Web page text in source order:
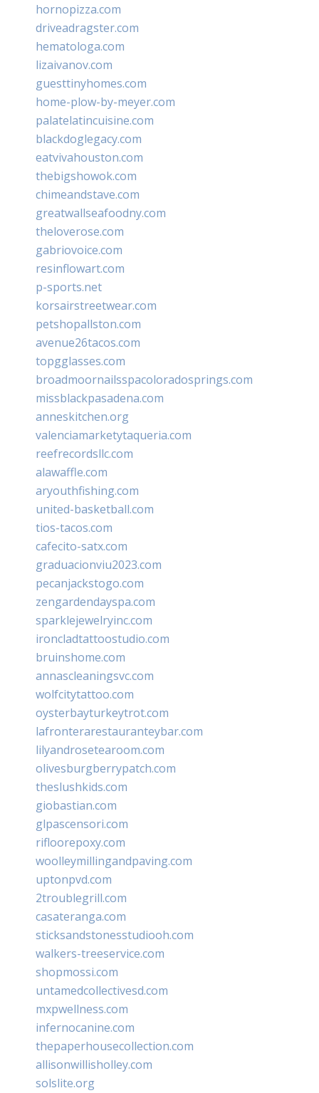
hornopizza.com
driveadragster.com
hematologa.com
lizaivanov.com
guesttinyhomes.com
home-plow-by-meyer.com
palatelatincuisine.com
blackdoglegacy.com
eatvivahouston.com
thebigshowok.com
chimeandstave.com
greatwallseafoodny.com
theloverose.com
gabriovoice.com
resinflowart.com
p-sports.net
korsairstreetwear.com
petshopallston.com
avenue26tacos.com
topgglasses.com
broadmoornailsspacoloradosprings.com
missblackpasadena.com
anneskitchen.org
valenciamarketytaqueria.com
reefrecordsllc.com
alawaffle.com
aryouthfishing.com
united-basketball.com
tios-tacos.com
cafecito-satx.com
graduacionviu2023.com
pecanjackstogo.com
zengardendayspa.com
sparklejewelryinc.com
ironcladtattoostudio.com
bruinshome.com
annascleaningsvc.com
wolfcitytattoo.com
oysterbayturkeytrot.com
lafronterarestauranteybar.com
lilyandrosetearoom.com
olivesburgberrypatch.com
theslushkids.com
giobastian.com
glpascensori.com
rifloorepoxy.com
woolleymillingandpaving.com
uptonpvd.com
2troublegrill.com
casateranga.com
sticksandstonesstudiooh.com
walkers-treeservice.com
shopmossi.com
untamedcollectivesd.com
mxpwellness.com
infernocanine.com
thepaperhousecollection.com
allisonwillisholley.com
solslite.org